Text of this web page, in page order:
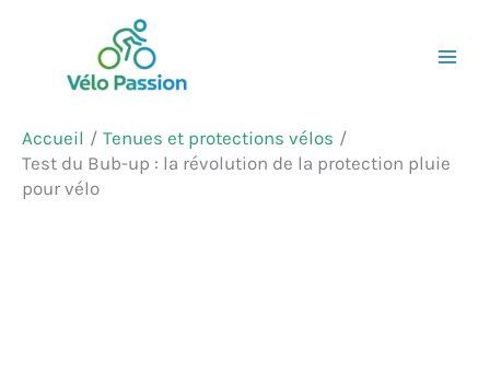
contenu
Accueil
Tenues et protections vélos
Test du Bub-up : la révolution de la protection pluie
pour vélo